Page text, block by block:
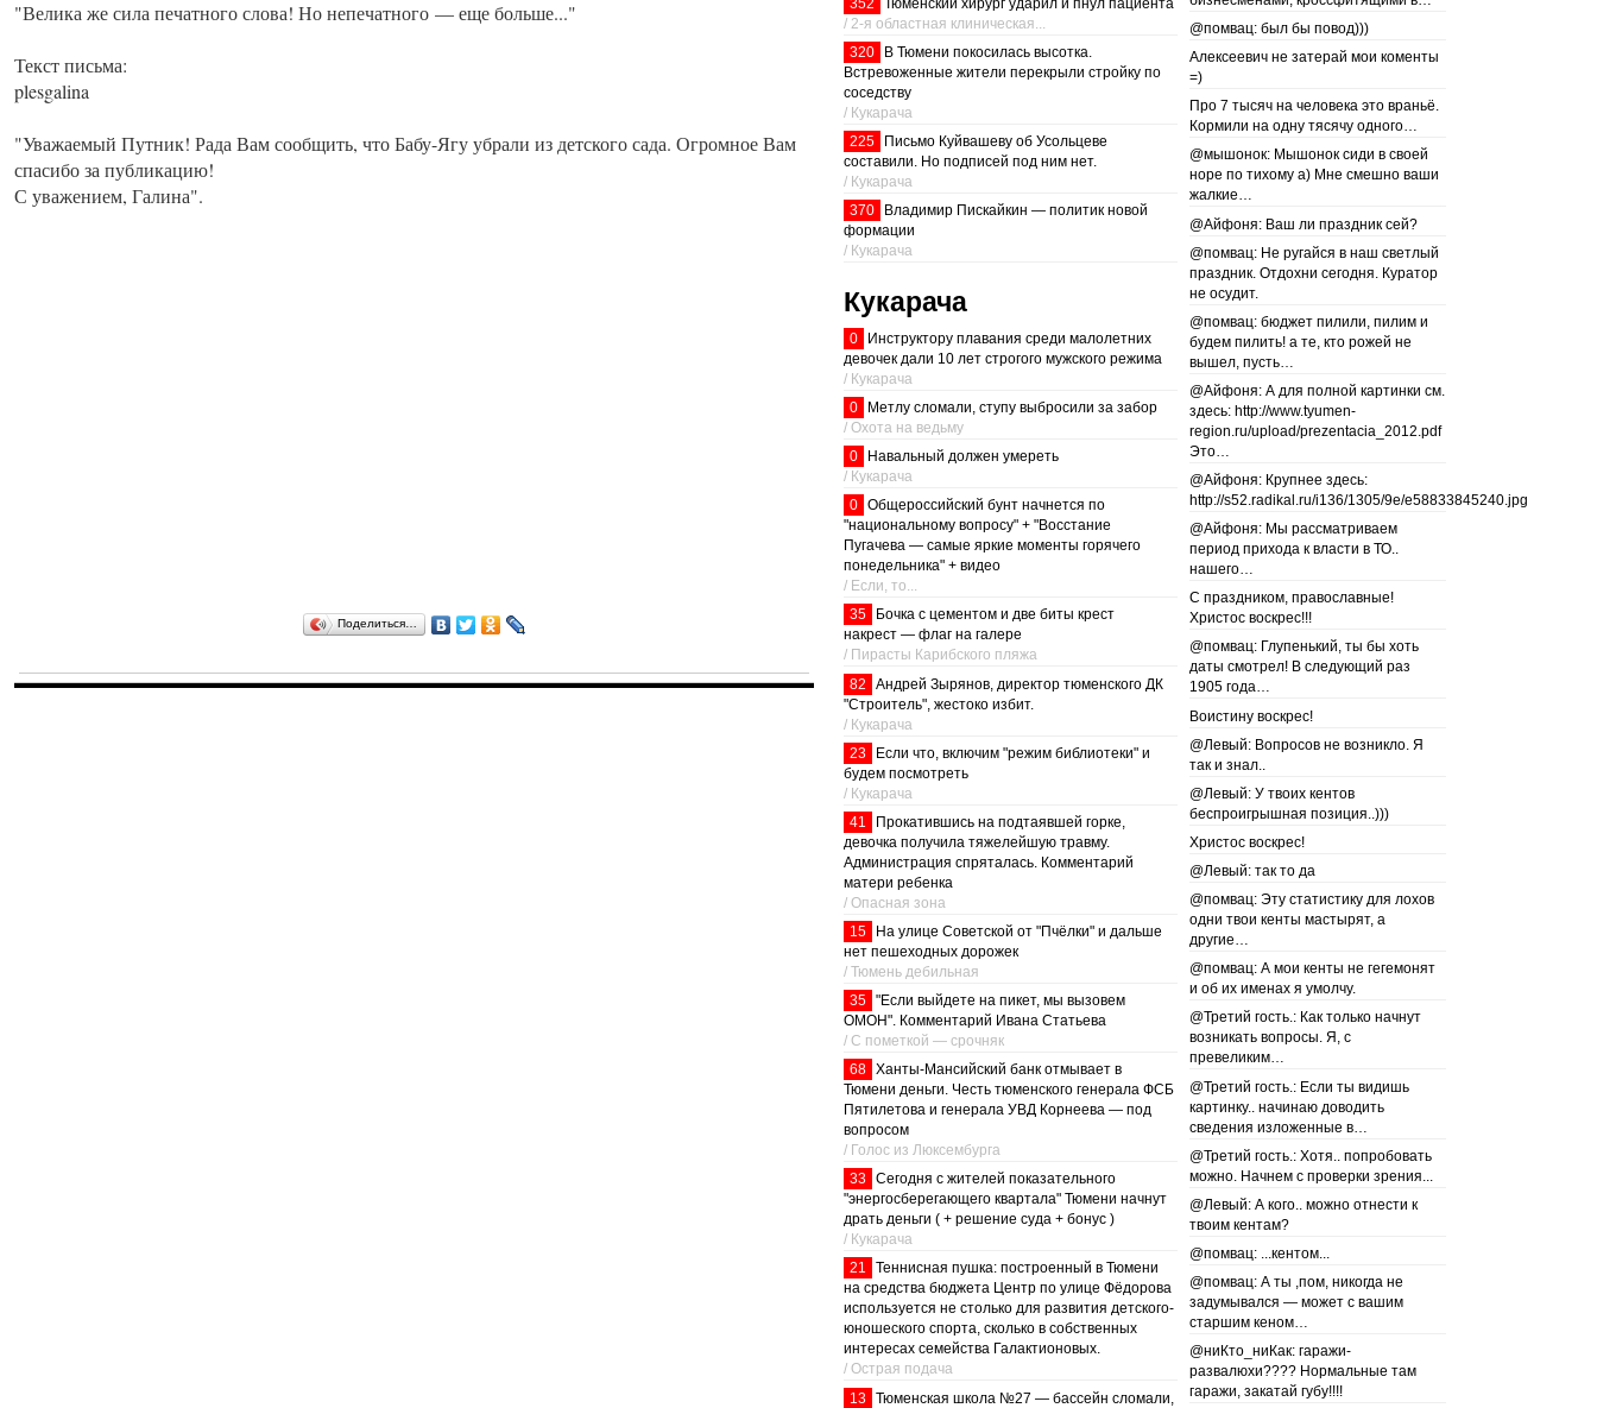
"Велика же сила печатного слова! Но непечатного — еще больше..."
Текст письма:
plesgalina
"Уважаемый Путник! Рада Вам сообщить, что Бабу-Ягу убрали из детского сада. Огромное Вам
спасибо за публикацию!
С уважением, Галина".
Поделиться…
/ 2-я областная клиническая...
320
В Тюмени покосилась высотка.
Встревоженные жители перекрыли стройку по
соседству
/ Кукарача
225
Письмо Куйвашеву об Усольцеве
составили. Но подписей под ним нет.
/ Кукарача
370
Владимир Пискайкин — политик новой
формации
/ Кукарача
Кукарача
0
Инструктору плавания среди малолетних
девочек дали 10 лет строгого мужского режима
/ Кукарача
0
Метлу сломали, ступу выбросили за забор
/ Охота на ведьму
0
Навальный должен умереть
/ Кукарача
0 Общероссийский бунт начнется по
"национальному вопросу" + "Восстание
Пугачева — самые яркие моменты горячего
понедельника" + видео
/ Если, то...
35
Бочка с цементом и две биты крест
накрест — флаг на галере
/ Пирасты Карибского пляжа
82
Андрей Зырянов, директор тюменского ДК
"Строитель", жестоко избит.
/ Кукарача
23
Если что, включим "режим библиотеки" и
будем посмотреть
/ Кукарача
41
Прокатившись на подтаявшей горке,
девочка получила тяжелейшую травму.
Администрация спряталась. Комментарий
матери ребенка
/ Опасная зона
15
На улице Советской от "Пчёлки" и дальше
нет пешеходных дорожек
/ Тюмень дебильная
35 "Если выйдете на пикет, мы вызовем
ОМОН". Комментарий Ивана Статьева
/ С пометкой — срочняк
68 Ханты-Мансийский банк отмывает в
Тюмени деньги. Честь тюменского генерала ФСБ
Пятилетова и генерала УВД Корнеева — под
вопросом
/ Голос из Люксембурга
33 Сегодня с жителей показательного
"энергосберегающего квартала" Тюмени начнут
драть деньги ( + решение суда + бонус )
/ Кукарача
21
Теннисная пушка: построенный в Тюмени
на средства бюджета Центр по улице Фёдорова
используется не столько для развития детского-
юношеского спорта, сколько в собственных
интересах семейства Галактионовых.
/ Острая подача
13 Тюменская школа №27 — бассейн сломали,
@помвац: был бы повод)))
Алексеевич не затерай мои коменты
=)
Про 7 тысяч на человека это враньё.
Кормили на одну тясячу одного…
@мышонок: Мышонок сиди в своей
норе по тихому а) Мне смешно ваши
жалкие…
@Айфоня: Ваш ли праздник сей?
@помвац: Не ругайся в наш светлый
праздник. Отдохни сегодня. Куратор
не осудит.
@помвац: бюджет пилили, пилим и
будем пилить! а те, кто рожей не
вышел, пусть…
@Айфоня: А для полной картинки см.
здесь: http://www.tyumen-
region.ru/upload/prezentacia_2012.pdf
Это…
@Айфоня: Крупнее здесь:
http://s52.radikal.ru/i136/1305/9e/e58833845240.jpg
@Айфоня: Мы рассматриваем
период прихода к власти в ТО..
нашего…
С праздником, православные!
Христос воскрес!!!
@помвац: Глупенький, ты бы хоть
даты смотрел! В следующий раз
1905 года…
Воистину воскрес!
@Левый: Вопросов не возникло. Я
так и знал..
@Левый: У твоих кентов
беспроигрышная позиция..)))
Христос воскрес!
@Левый: так то да
@помвац: Эту статистику для лохов
одни твои кенты мастырят, а
другие…
@помвац: А мои кенты не гегемонят
и об их именах я умолчу.
@Третий гость.: Как только начнут
возникать вопросы. Я, с
превеликим…
@Третий гость.: Если ты видишь
картинку.. начинаю доводить
сведения изложенные в…
@Третий гость.: Хотя.. попробовать
можно. Начнем с проверки зрения...
@Левый: А кого.. можно отнести к
твоим кентам?
@помвац: ...кентом...
@помвац: А ты ,пом, никогда не
задумывался — может с вашим
старшим кеном…
@ниКто_ниКак: гаражи-
развалюхи???? Нормальные там
гаражи, закатай губу!!!!